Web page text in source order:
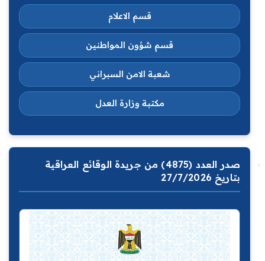
قسم الاعلام
قسم شؤون المواطنين
شعبة الامن السبراني
مكتبة وزارة العدل
صدر العدد (4875) من جريدة الوقائع العراقية
بتاريخ 27/7/2026